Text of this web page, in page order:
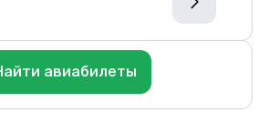
авиабилеты